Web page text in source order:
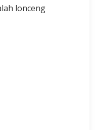
lonceng